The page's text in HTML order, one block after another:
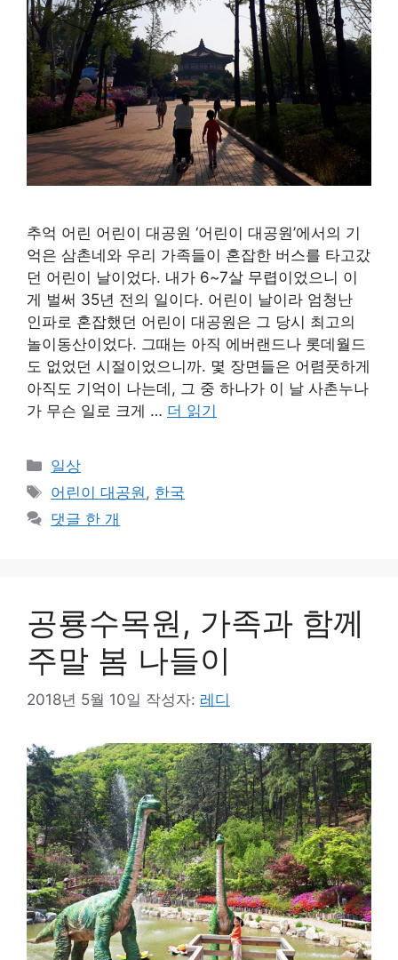
추억 어린 어린이 대공원 ‘어린이 대공원’에서의 기
억은 삼촌네와 우리 가족들이 혼잡한 버스를 타고갔
던 어린이 날이었다. 내가 6~7살 무렵이었으니 이
게 벌써 35년 전의 일이다. 어린이 날이라 엄청난
인파로 혼잡했던 어린이 대공원은 그 당시 최고의
놀이동산이었다. 그때는 아직 에버랜드나 롯데월드
도 없었던 시절이었으니까. 몇 장면들은 어렴풋하게
아직도 기억이 나는데, 그 중 하나가 이 날 사촌누나
가 무슨 일로 크게 … 더 읽기
카
테
리
일상
태
그
어린이 대공원, 한국
댓글 한 개
공룡수목원, 가족과 함께
주말 봄 나들이
2018년 5월 10일 작성자: 레디